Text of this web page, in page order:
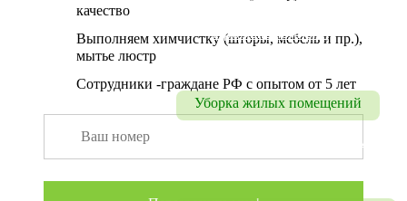
Уборка паркинга
Промышленный
Уборка жилых помещений
Уборка коттеджей, домов
качество
Выполняем химчистку (шторы, мебель и пр.),
мытье люстр
Сотрудники -граждане РФ с опытом от 5 лет